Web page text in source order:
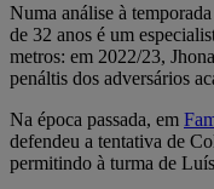
Numa análise à
de 32 anos é um
metros: em 2022/23,
penáltis dos adversários
Na época passada, em
defendeu a tentativa de
permitindo à turma de